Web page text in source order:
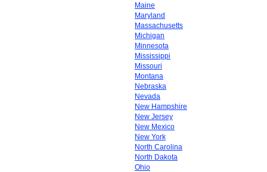
Maine
Maryland
Massachusetts
Michigan
Minnesota
Mississippi
Missouri
Montana
Nebraska
Nevada
New Hampshire
New Jersey
New Mexico
New York
North Carolina
North Dakota
Ohio